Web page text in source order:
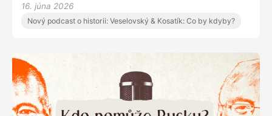
Havlovi jako disidentovi, prezidentovi i symbolu, který
dodnes vyvolává silné emoce. Vyhrál nakonec Klaus
16. júna 2026
Nový podcast o historii: Veselovský & Kosatík: Co by kdyby?